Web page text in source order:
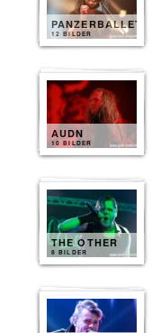
PANZERBALLETT
12 BILDER
AUDN
10 BILDER
THE OTHER
8 BILDER